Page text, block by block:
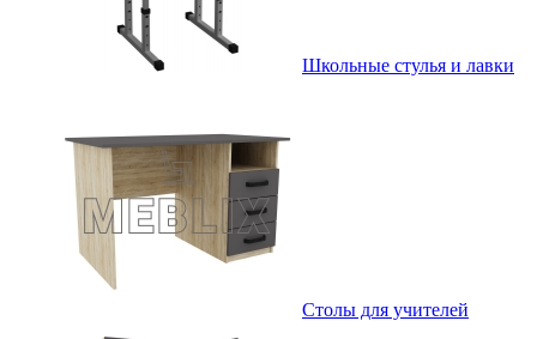
Школьные стулья и лавки
Столы для учителей